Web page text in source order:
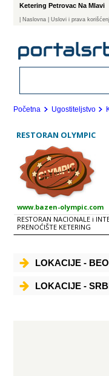
Ketering Petrovac Na Mlavi
Naslovna | Uslovi i prava
Početna Ugostiteljstvo
RESTORAN OLYMPIC
www.bazen-olympic.com
RESTORAN NACIONALE i
PRENOĆIŠTE KETERING
LOKACIJE -
LOKACIJE -